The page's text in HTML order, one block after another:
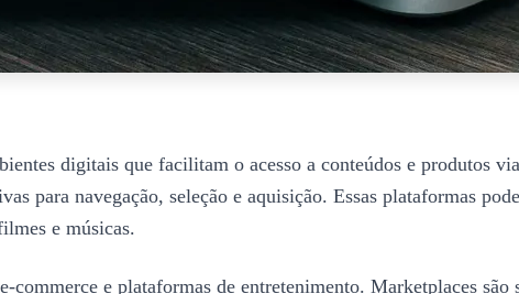
digitais que facilitam o acesso a conteúdos e produtos
para navegação, seleção e aquisição. Essas plataformas
e músicas.
e plataformas de entretenimento. Marketplaces